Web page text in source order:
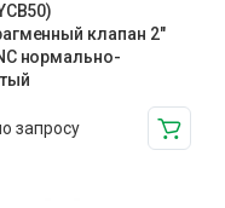
клапан 2″
нормально-
запросу